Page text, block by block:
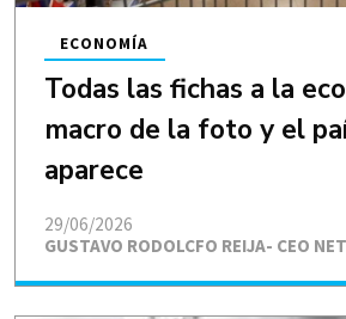
Todas las fichas a la
macro de la foto y el
aparece
GUSTAVO RODOLCFO REIJA- CEO
ECONOMÍA
29/06/2026